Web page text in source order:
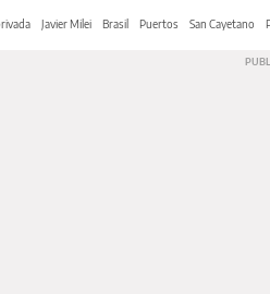
Javier Milei Brasil Puertos San Cayetano